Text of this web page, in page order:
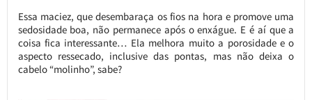
Essa maciez, que desembaraça os fios na hora e promove uma
sedosidade boa, não permanece após o enxágue. E é aí que a
coisa fica interessante… Ela melhora muito a porosidade e o
aspecto ressecado, inclusive das pontas, mas não deixa o
cabelo “molinho”, sabe?